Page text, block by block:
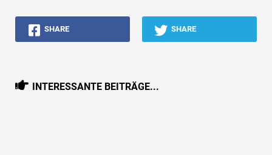
SHARE SHARE
INTERESSANTE BEITRÄGE...